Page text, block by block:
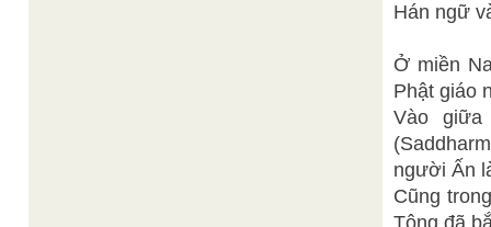
Hán ngữ
Ở miền
Phật giáo
Vào
người Ấn
Cũng
Tông đã